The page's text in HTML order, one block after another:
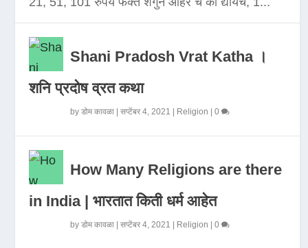
Shani Pradosh Vrat Katha ।
शनि प्रदोष व्रत कथा
byडोम कावळा |सप्टेंबर 4, 2021 Religion |0
How Many Religions are there
in India | भारतात किती धर्म आहेत
byडोम कावळा |सप्टेंबर 4, 2021 Religion |0